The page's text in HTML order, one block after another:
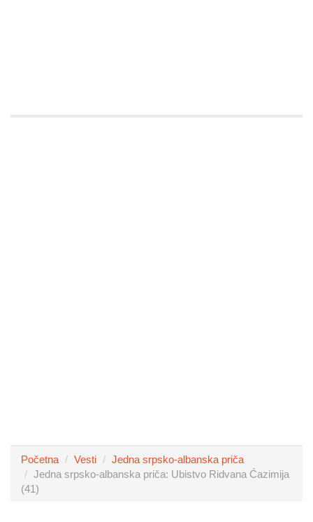
Početna Vesti
Jedna srpsko-albanska priča
Jedna srpsko-albanska priča: Ubistvo Ridvana Ćazimija
(41)